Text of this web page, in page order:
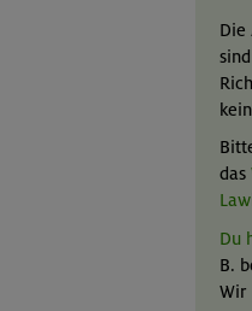
Die
das
Du
B.
Wir